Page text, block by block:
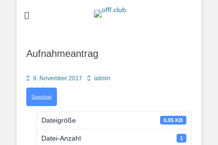
offf.club
Oldtimer Flieger Freunde Franken e.V.
Aufnahmeantrag
Posted
on
9. November 2017 Autoradmin
Download
Dateigröße 0.05 KB
Datei-Anzahl 1